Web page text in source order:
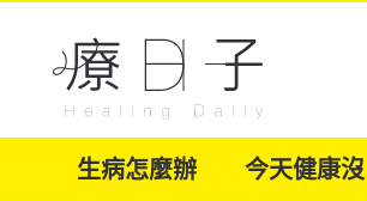
生病怎麼辦 今天健康沒